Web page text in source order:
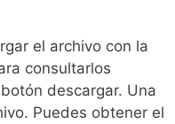
el archivo con la
consultarlos
descargar. Una
Puedes obtener el